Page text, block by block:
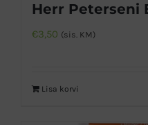
€3,50 (sis. KM)
Lisa korvi